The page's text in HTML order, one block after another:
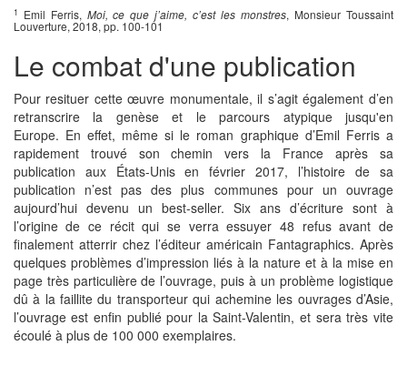
1 Emil Ferris, Moi, ce que j’aime, c’est les monstres, Monsieur Toussaint
Louverture, 2018, pp. 100-101
Le combat d'une publication
Pour resituer cette œuvre monumentale, il s’agit également d’en
retranscrire la genèse et le parcours atypique
jusqu'en
Europe. En effet, même si le roman graphique d’Emil Ferris a
rapidement trouvé son chemin vers la France après sa
publication aux États-Unis en février 2017, l’histoire de sa
publication n’est pas des plus communes pour un ouvrage
aujourd’hui devenu un best-seller. Six ans d’écriture sont à
l’origine de ce récit qui se verra essuyer 48 refus avant de
finalement atterrir chez l’éditeur américain Fantagraphics. Après
quelques problèmes d’impression liés à la nature et à la mise en
page très particulière de l’ouvrage, puis à un problème logistique
dû à la faillite du transporteur qui achemine les ouvrages d’Asie,
l’ouvrage est enfin publié pour la Saint-Valentin, et sera très vite
écoulé à plus de 100 000 exemplaires.